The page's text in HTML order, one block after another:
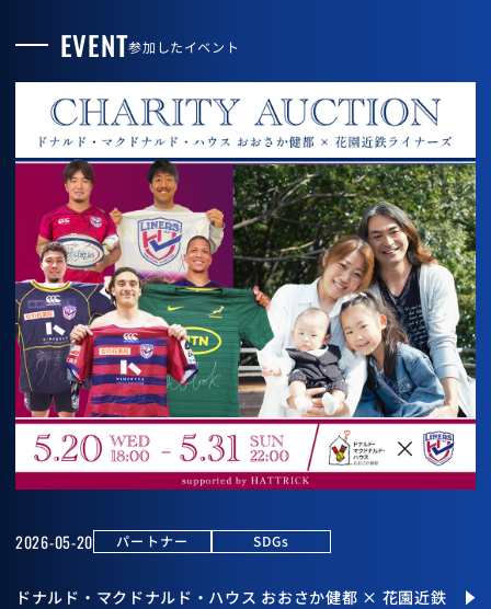
EVENT参加したイベント
2026-05-20 パートナー SDGs
ドナルド・マクドナルド・ハウス おおさか健都 × 花園近鉄